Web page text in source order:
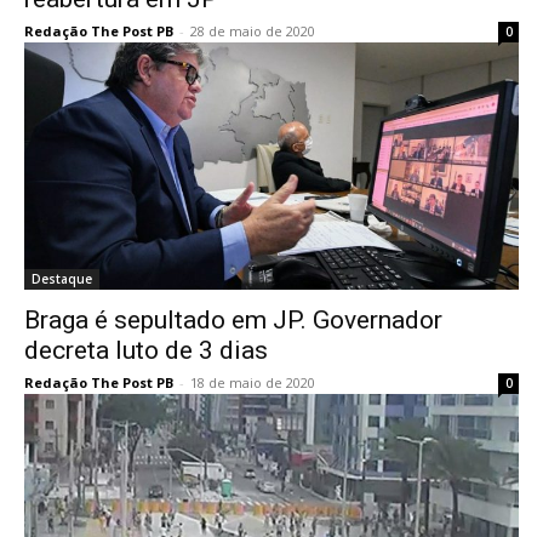
Redação The Post PB - 28 de maio de 2020 0
Destaque
Braga é sepultado em JP. Governador
decreta luto de 3 dias
Redação The Post PB - 18 de maio de 2020 0